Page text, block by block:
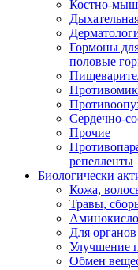
Костно-
Гормоны
половые
Сердечно-
Прочие
репелленты
Биологически
Кожа,
Травы,
Для
Улучшение
Обмен